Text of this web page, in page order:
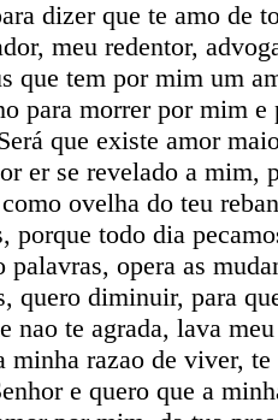
dizer que te amo de
meu redentor,
que tem por mim um
para morrer por mim e
que existe amor
er se revelado a mim,
ovelha do teu
porque todo dia
palavras, opera as
quero diminuir, para
nao te agrada, lava
minha razao de viver,
e quero que a